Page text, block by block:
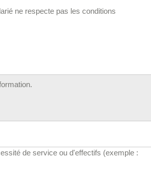
ne respecte pas les conditions
de service ou d'effectifs (exemple :